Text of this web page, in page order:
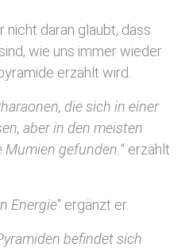
nicht daran glaubt, dass
wie uns immer wieder
erzählt wird.
die sich in einer
aber in den meisten
Mumien gefunden. “ erzählt
Energie“ ergänzt er.
befindet sich